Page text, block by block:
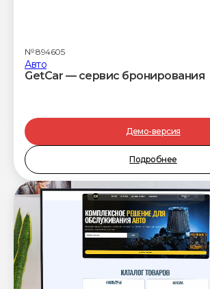
№894605
Авто
GetCar — сервис бронирования
Демо-версия
Подробнее